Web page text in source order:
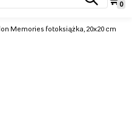
0
Memories fotoksiążka, 20x20 cm